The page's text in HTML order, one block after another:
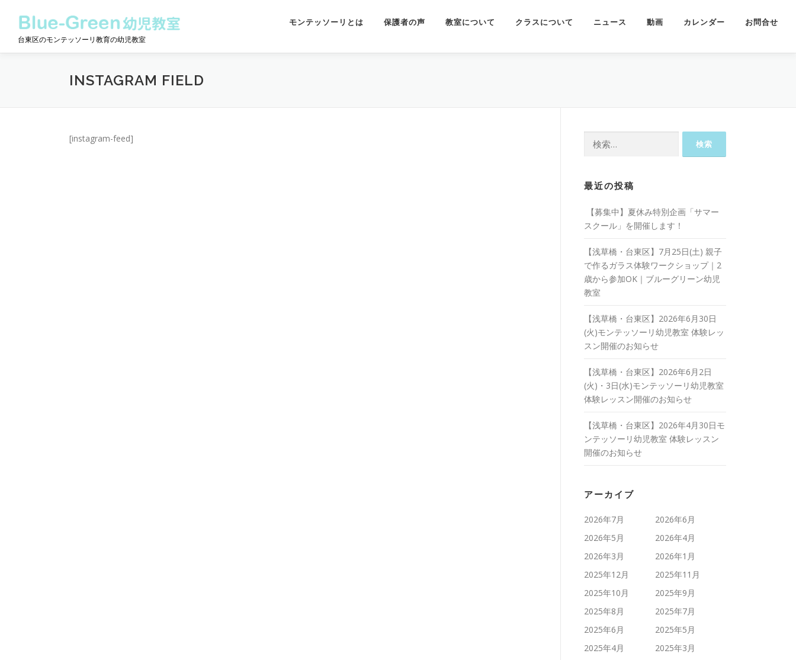
台東区のモンテッソーリ教育の幼児教室
モンテッソーリとは 保護者の声 教室について クラスについて ニュース 動画 カレンダー お問合せ
INSTAGRAM FIELD
[instagram-feed]
最近の投稿
【募集中】夏休み特別企画「サマー
スクール」を開催します！
【浅草橋・台東区】7月25日(土) 親子
で作るガラス体験ワークショップ｜2
歳から参加OK｜ブルーグリーン幼児
教室
【浅草橋・台東区】2026年6月30日
(火)モンテッソーリ幼児教室 体験レッ
スン開催のお知らせ
【浅草橋・台東区】2026年6月2日
(火)・3日(水)モンテッソーリ幼児教室
体験レッスン開催のお知らせ
【浅草橋・台東区】2026年4月30日モ
ンテッソーリ幼児教室 体験レッスン
開催のお知らせ
アーカイブ
2026年7月
2026年6月
2026年5月
2026年4月
2026年3月
2026年1月
2025年12月
2025年11月
2025年10月
2025年9月
2025年8月
2025年7月
2025年6月
2025年5月
2025年4月
2025年3月